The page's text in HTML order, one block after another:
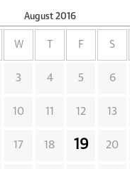
August 2016
W F S
3 4 5 6
10 11 12 13
17 18 19 20